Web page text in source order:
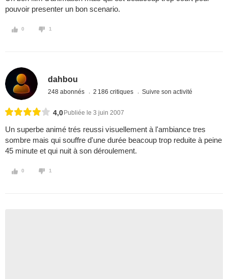
pouvoir presenter un bon scenario.
0 1
dahbou
248 abonnés 2 186 critiques Suivre son activité
4,0 Publiée le 3 juin 2007
Un superbe animé trés reussi visuellement à l'ambiance tres
sombre mais qui souffre d'une durée beacoup trop reduite à peine
45 minute et qui nuit à son déroulement.
0 1